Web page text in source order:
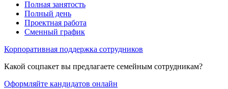
Полная занятость
Полный день
Проектная работа
Сменный график
Корпоративная поддержка сотрудников
Какой соцпакет вы предлагаете семейным сотрудникам?
Оформляйте кандидатов онлайн